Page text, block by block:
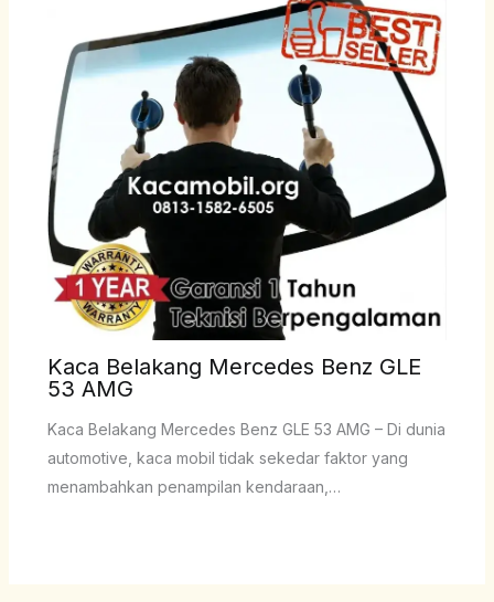
Kaca Belakang Mercedes Benz GLE
53 AMG
Kaca Belakang Mercedes Benz GLE 53 AMG – Di dunia
automotive, kaca mobil tidak sekedar faktor yang
menambahkan penampilan kendaraan,…